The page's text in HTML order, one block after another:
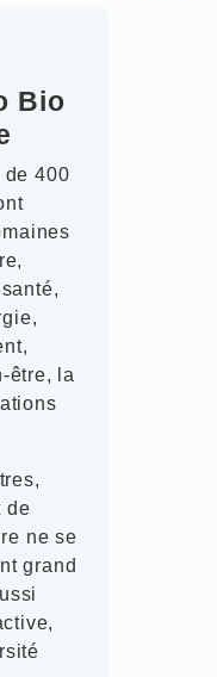
Bio
de 400
être, la
de
ne se
grand